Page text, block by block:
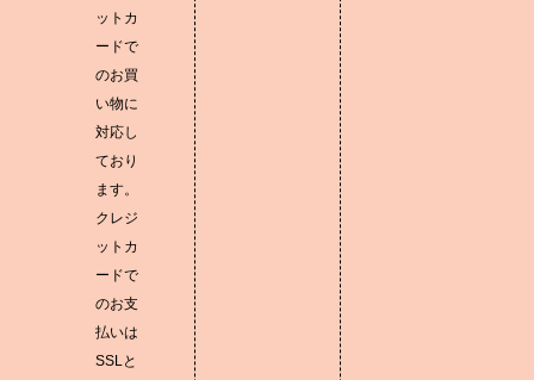
ットカ
ードで
のお買
い物に
対応し
ており
ます。
クレジ
ットカ
ードで
のお支
払いは
SSLと